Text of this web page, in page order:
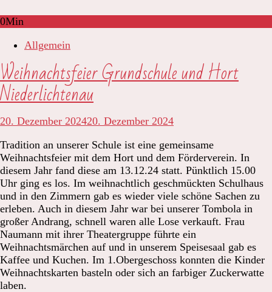
0Min
Allgemein
Weihnachtsfeier Grundschule und Hort
Niederlichtenau
20. Dezember 202420. Dezember 2024
Tradition an unserer Schule ist eine gemeinsame
Weihnachtsfeier mit dem Hort und dem Förderverein. In
diesem Jahr fand diese am 13.12.24 statt. Pünktlich 15.00
Uhr ging es los. Im weihnachtlich geschmückten Schulhaus
und in den Zimmern gab es wieder viele schöne Sachen zu
erleben. Auch in diesem Jahr war bei unserer Tombola in
großer Andrang, schnell waren alle Lose verkauft. Frau
Naumann mit ihrer Theatergruppe führte ein
Weihnachtsmärchen auf und in unserem Speisesaal gab es
Kaffee und Kuchen. Im 1.Obergeschoss konnten die Kinder
Weihnachtskarten basteln oder sich an farbiger Zuckerwatte
laben.